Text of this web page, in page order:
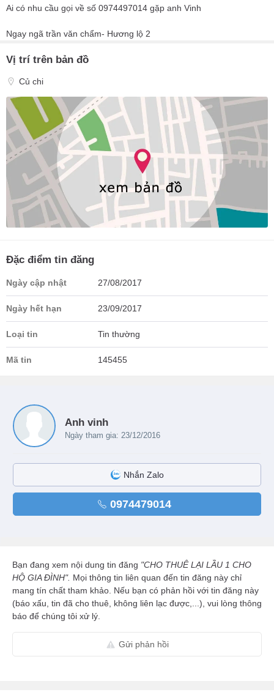
Ai có nhu cầu gọi về số 0974497014 gặp anh Vinh
Ngay ngã trần văn chẩm- Hương lộ 2
Vị trí trên bản đồ
Củ chi
Đặc điểm tin đăng
Ngày cập nhật 27/08/2017
Ngày hết hạn 23/09/2017
Loại tin Tin thường
Mã tin 145455
Anh vinh
Ngày tham gia: 23/12/2016
Nhắn Zalo
0974479014
Bạn đang xem nội dung tin đăng "CHO THUÊ LẠI LẦU 1 CHO
HỘ GIA ĐÌNH". Mọi thông tin liên quan đến tin đăng này chỉ
mang tín chất tham khảo. Nếu bạn có phản hồi với tin đăng này
(báo xấu, tin đã cho thuê, không liên lạc được,...), vui lòng thông
báo để chúng tôi xử lý.
Gửi phản hồi